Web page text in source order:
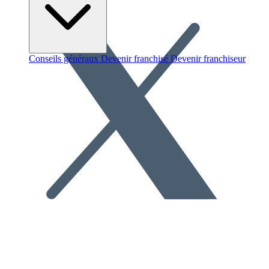
Conseils généraux Devenir franchisé Devenir franchiseur